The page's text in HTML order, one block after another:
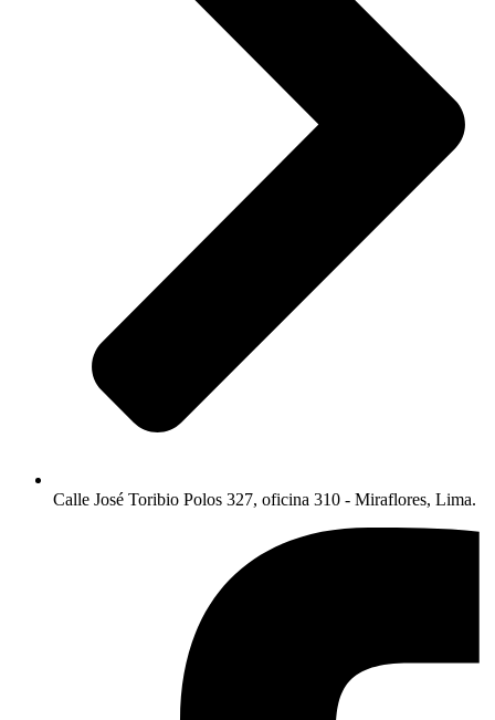
Calle José Toribio Polos 327, oficina 310 - Miraflores, Lima.